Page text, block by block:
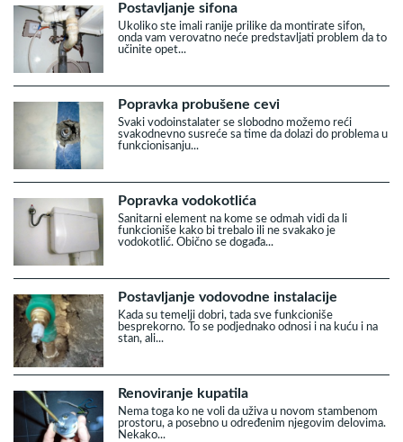
Postavljanje sifona
Ukoliko ste imali ranije prilike da montirate sifon,
onda vam verovatno neće predstavljati problem da to
učinite opet...
Popravka probušene cevi
Svaki vodoinstalater se slobodno možemo reći
svakodnevno susreće sa time da dolazi do problema u
funkcionisanju...
Popravka vodokotlića
Sanitarni element na kome se odmah vidi da li
funkcioniše kako bi trebalo ili ne svakako je
vodokotlić. Obično se događa...
Postavljanje vodovodne instalacije
Kada su temelji dobri, tada sve funkcioniše
besprekorno. To se podjednako odnosi i na kuću i na
stan, ali...
Renoviranje kupatila
Nema toga ko ne voli da uživa u novom stambenom
prostoru, a posebno u određenim njegovim delovima.
Nekako...